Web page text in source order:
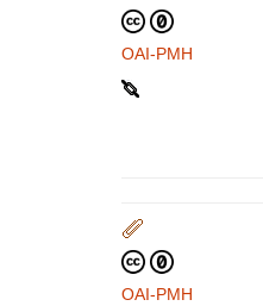
OAI-PMH
OAI-PMH